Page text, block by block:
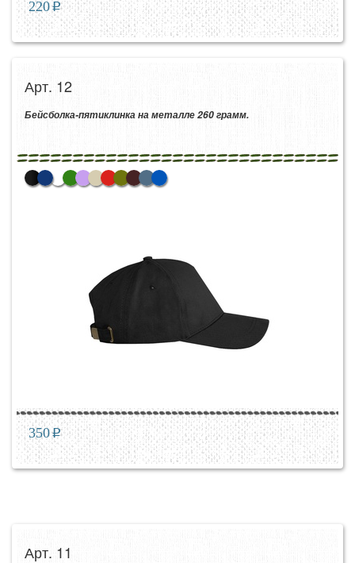
220p
Арт. 12
Бейсболка-пятиклинка на металле 260 грамм.
350p
Арт. 11